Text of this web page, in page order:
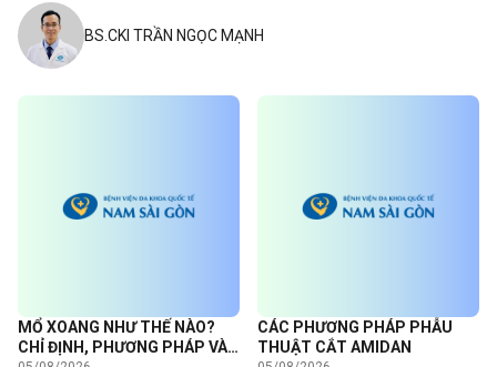
BS.CKI TRẦN NGỌC MẠNH
MỔ XOANG NHƯ THẾ NÀO?
CHỈ ĐỊNH, PHƯƠNG PHÁP VÀ
CÁC PHƯƠNG PHÁP PHẪU
THUẬT CẮT AMIDAN